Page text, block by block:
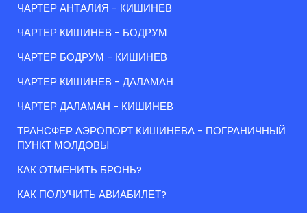
ЧАРТЕР АНТАЛИЯ - КИШИНЕВ
ЧАРТЕР КИШИНЕВ - БОДРУМ
ЧАРТЕР БОДРУМ - КИШИНЕВ
ЧАРТЕР КИШИНЕВ - ДАЛАМАН
ЧАРТЕР ДАЛАМАН - КИШИНЕВ
ТРАНСФЕР АЭРОПОРТ КИШИНЕВА - ПОГРАНИЧНЫЙ
ПУНКТ МОЛДОВЫ
КАК ОТМЕНИТЬ БРОНЬ?
КАК ПОЛУЧИТЬ АВИАБИЛЕТ?